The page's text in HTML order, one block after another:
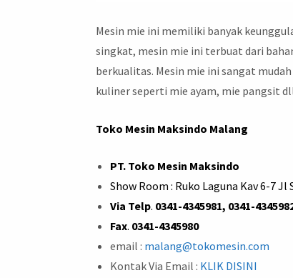
Mesin mie ini memiliki banyak
singkat, mesin mie ini terbuat dari
berkualitas. Mesin mie ini sangat
kuliner seperti mie ayam, mie pangsit
Toko Mesin Maksindo Malang
PT. Toko Mesin Maksindo
Show Room : Ruko Laguna Kav 6-7
Via Telp. 0341-4345981, 0341-
Fax. 0341-4345980
email : malang@tokomesin.com
Kontak Via Email : KLIK DISINI